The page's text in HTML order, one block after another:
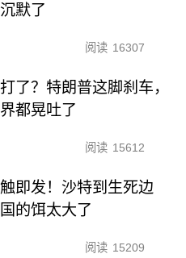
默了
阅读 16307
了？特朗普这脚刹车，
都晃吐了
阅读 15612
即发！沙特到生死边
的饵太大了
阅读 15209